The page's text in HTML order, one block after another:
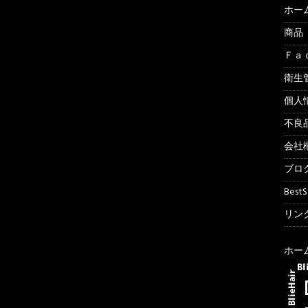
ホー
商品
Ｆ
衛生
個人
不良
会社
ブロ
リン
ホー